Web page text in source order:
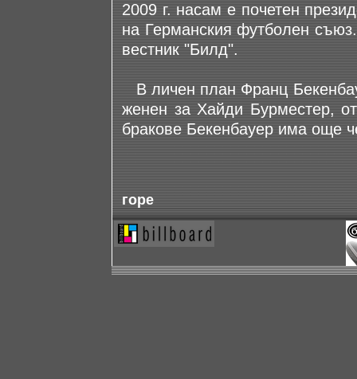
2009 г. насам е почетен
на Германския футболен
вестник "Билд".
В личен план Франц
женен за Хайди Бурместер,
бракове Бекенбауер има още
горе